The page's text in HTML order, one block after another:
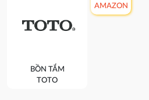
BỒN TẮM
TOTO
AMAZON